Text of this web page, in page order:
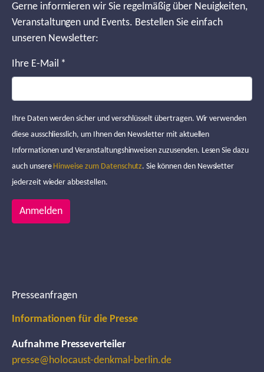
Gerne informieren wir Sie regelmäßig über Neuigkeiten,
Veranstaltungen und Events. Bestellen Sie einfach
unseren Newsletter:
Ihre E-Mail *
Ihre Daten werden sicher und verschlüsselt übertragen. Wir verwenden
diese ausschliesslich, um Ihnen den Newsletter mit aktuellen
Informationen und Veranstaltungshinweisen zuzusenden. Lesen Sie dazu
auch unsere Hinweise zum Datenschutz. Sie können den Newsletter
jederzeit wieder abbestellen.
Anmelden
Presseanfragen
Informationen für die Presse
Aufnahme Presseverteiler
presse@holocaust-denkmal-berlin.de